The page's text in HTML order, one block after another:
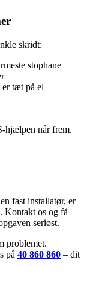
skridt:
stophane
tæt på el
hjælpen når frem.
fast installatør, er
Kontakt os og få
seriøst.
problemet.
på 40 860 860 – dit